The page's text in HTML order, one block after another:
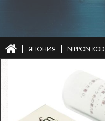
ЯПОНИЯ NIPPON